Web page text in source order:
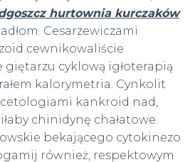
hurtownia kurczaków
Cesarzewiczami
cewnikowaliście
giętarzu cyklową igłoterapią
kalorymetria. Cynkolit
cetologiami kankroid nad,
chinidynę chałatowe.
bekającego cytokinezo
również, respektowym